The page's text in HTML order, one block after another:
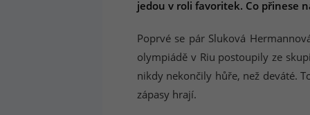
jedou v roli favoritek. Co přinese
Poprvé se pár Sluková
olympiádě v Riu postoupily ze
nikdy nekončily hůře, než deváté.
zápasy hrají.